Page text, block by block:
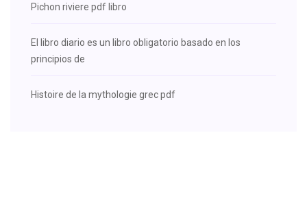
Pichon riviere pdf libro
El libro diario es un libro obligatorio basado en los
principios de
Histoire de la mythologie grec pdf